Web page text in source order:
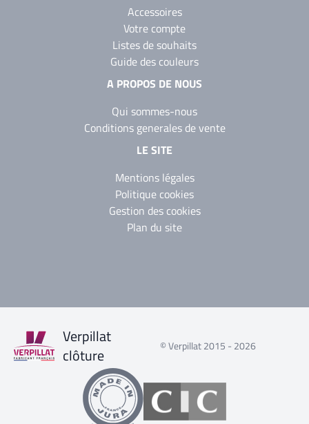
Accessoires
Votre compte
Listes de souhaits
Guide des couleurs
A PROPOS DE NOUS
Qui sommes-nous
Conditions generales de vente
LE SITE
Mentions légales
Politique cookies
Gestion des cookies
Plan du site
Verpillat
clôture
© Verpillat 2015 - 2026